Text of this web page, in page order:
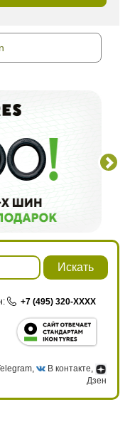
Искать
+7 (495) 320-XXXX
, В контакте,
Дзен